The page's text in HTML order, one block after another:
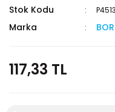
Stok Kodu
Marka
117,33 TL